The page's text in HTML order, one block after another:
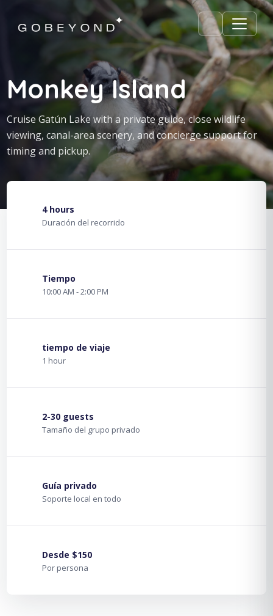
Monkey Island
Cruise Gatún Lake with a private guide, close wildlife
viewing, canal-area scenery, and concierge support for
timing and pickup.
4 hours
Duración del recorrido
Tiempo
10:00 AM - 2:00 PM
tiempo de viaje
1 hour
2-30 guests
Tamaño del grupo privado
Guía privado
Soporte local en todo
Desde $150
Por persona